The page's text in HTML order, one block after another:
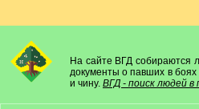
На сайте ВГД собираются
документы о павших в боях
и чину. ВГД - поиск людей